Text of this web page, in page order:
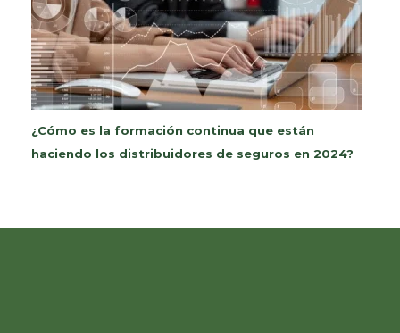
¿Cómo es la formación continua que están
haciendo los distribuidores de seguros en 2024?